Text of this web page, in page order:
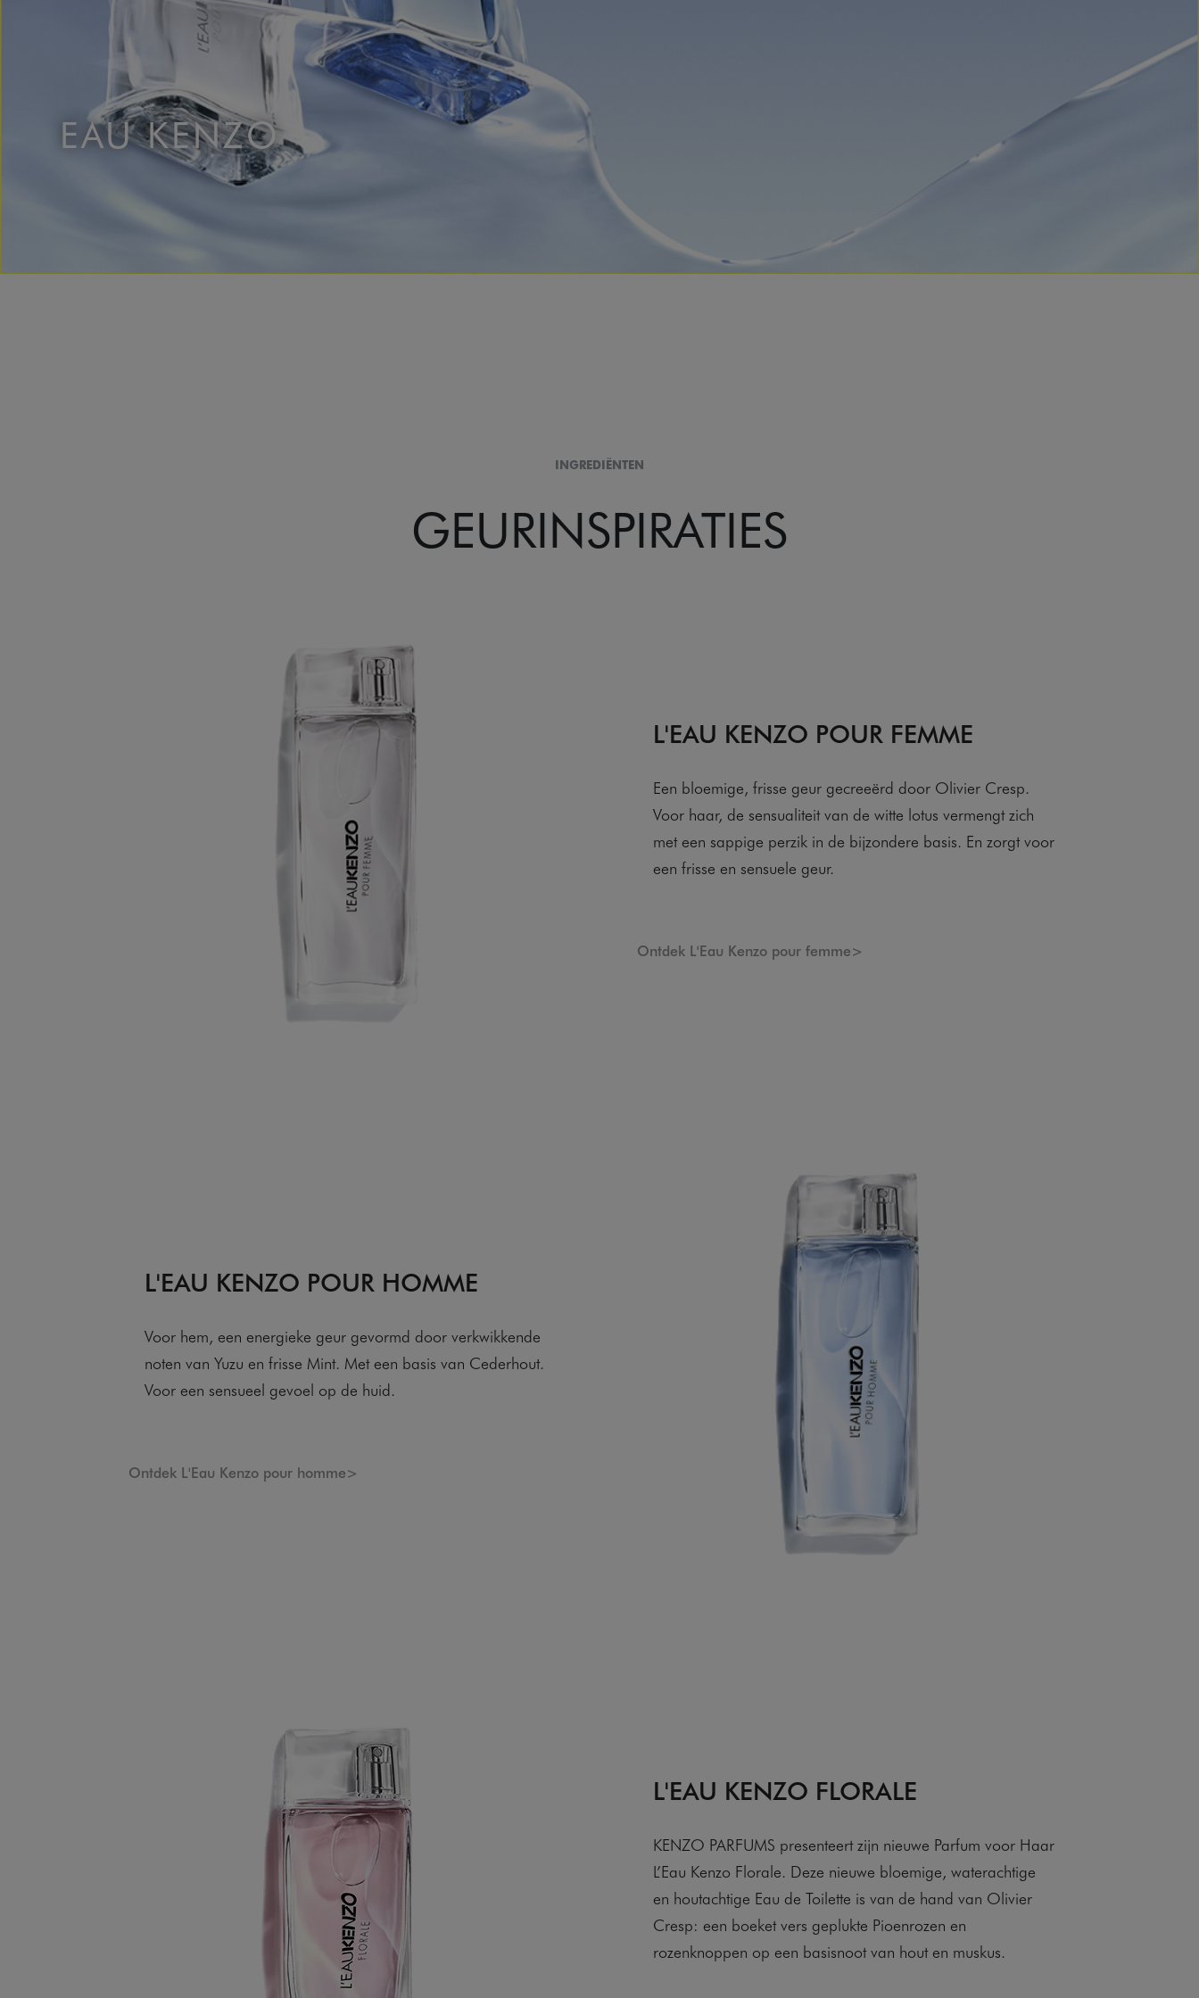
EAU KENZO
INGREDIËNTEN
GEURINSPIRATIES
L'EAU KENZO POUR FEMME
Een bloemige, frisse geur gecreeërd door Olivier Cresp.
Voor haar, de sensualiteit van de witte lotus vermengt zich
met een sappige perzik in de bijzondere basis. En zorgt voor
een frisse en sensuele geur.
Ontdek L'Eau Kenzo pour femme>
L'EAU KENZO POUR HOMME
Voor hem, een energieke geur gevormd door verkwikkende
noten van Yuzu en frisse Mint. Met een basis van Cederhout.
Voor een sensueel gevoel op de huid.
Ontdek L'Eau Kenzo pour homme>
L'EAU KENZO FLORALE
KENZO PARFUMS presenteert zijn nieuwe Parfum voor Haar
L’Eau Kenzo Florale. Deze nieuwe bloemige, waterachtige
en houtachtige Eau de Toilette is van de hand van Olivier
Cresp: een boeket vers geplukte Pioenrozen en
rozenknoppen op een basisnoot van hout en muskus.